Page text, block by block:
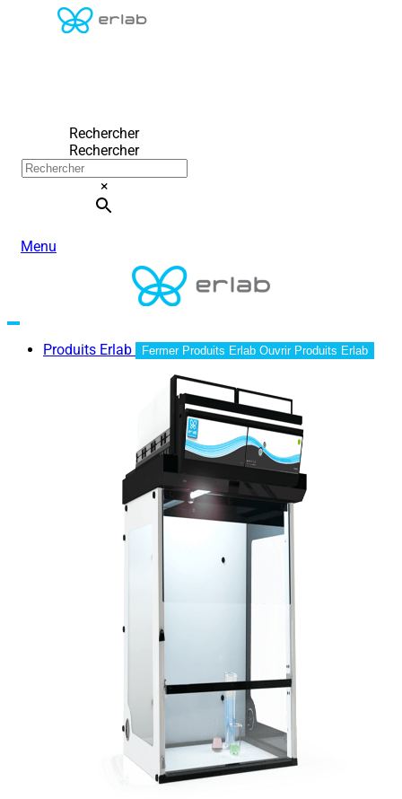
Rechercher
Rechercher
×
Menu
Produits Erlab Fermer Produits Erlab Ouvrir Produits Erlab